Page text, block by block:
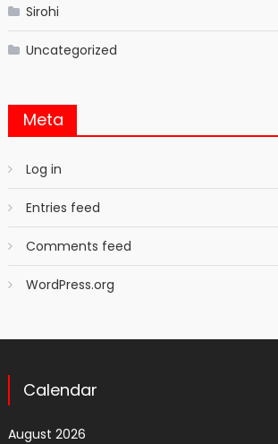
Sirohi
Uncategorized
Meta
Log in
Entries feed
Comments feed
WordPress.org
Calendar
August 2026